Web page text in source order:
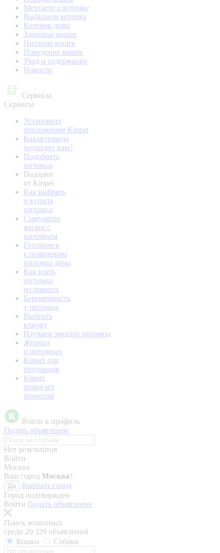
Мечтаете о котенке
Выбираем котенка
Котенок дома
Здоровье кошек
Питание кошек
Поведение кошек
Уход и содержание
Новости
Сервисы
Сервисы
Установите
приложение Kinpet
Какая порода
подходит вам?
Подобрать
питомца
Подарки
от Kinpet
Как выбрать
и купить
питомца
Симулятор
жизни с
питомцем
Готовимся
к появлению
питомца дома
Как взять
питомца
из приюта
Беременность
у питомца
Выбрать
кличку
Изучаем эмоции питомца
Журнал
о питомцах
Kinpet для
продавцов
Kinpet
помогает
приютам
Войти в профиль
Подать объявление
Нет результатов
Войти
Москва
Ваш город Москва?
Да
Выбрать город
Город подтверждён
Войти Подать объявление
Поиск животных
среди 20 329 объявлений
Кошки
Собаки